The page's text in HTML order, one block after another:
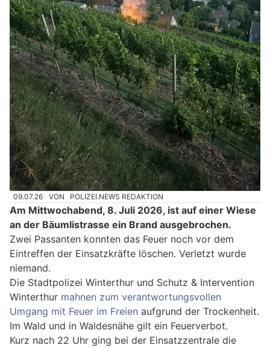
09.07.26 VON POLIZEI.NEWS REDAKTION
Am Mittwochabend, 8. Juli 2026, ist auf einer Wiese
an der Bäumlistrasse ein Brand ausgebrochen.
Zwei Passanten konnten das Feuer noch vor dem
Eintreffen der Einsatzkräfte löschen. Verletzt wurde
niemand.
Die Stadtpolizei Winterthur und Schutz & Intervention
Winterthur mahnen zum verantwortungsvollen
Umgang mit Feuer im Freien aufgrund der Trockenheit.
Im Wald und in Waldesnähe gilt ein Feuerverbot.
Kurz nach 22 Uhr ging bei der Einsatzzentrale die